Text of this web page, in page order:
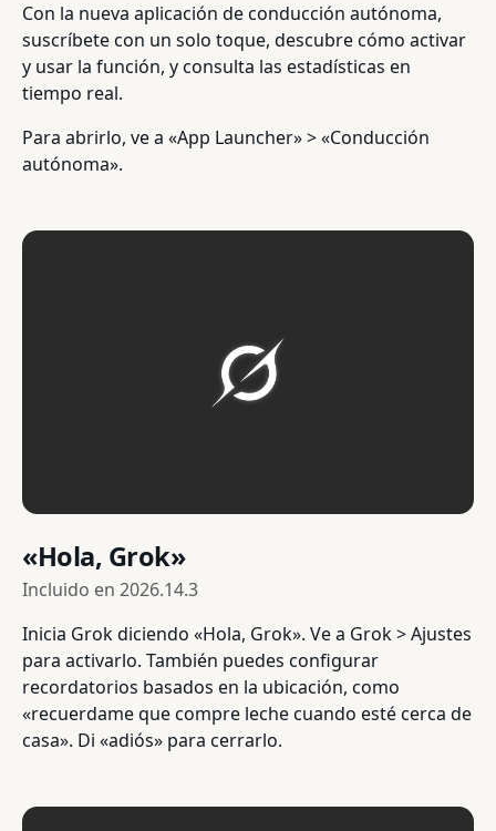
Con la nueva aplicación de conducción autónoma,
suscríbete con un solo toque, descubre cómo activar
y usar la función, y consulta las estadísticas en
tiempo real.
Para abrirlo, ve a «App Launcher» > «Conducción
autónoma».
«Hola, Grok»
Incluido en 2026.14.3
Inicia Grok diciendo «Hola, Grok». Ve a Grok > Ajustes
para activarlo. También puedes configurar
recordatorios basados en la ubicación, como
«recuerdame que compre leche cuando esté cerca de
casa». Di «adiós» para cerrarlo.